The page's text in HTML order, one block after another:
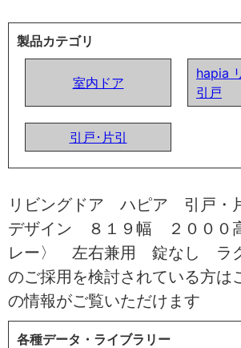
製品カテゴリ
室内ドア
hapia
引戸
引戸･片引
リビングドア ハピア 引戸
デザイン ８１９幅 ２０００
レー〉 左右兼用 錠なし ラ
のご採用を検討されている方は
の情報がご覧いただけます
各種データ・ライブラリー